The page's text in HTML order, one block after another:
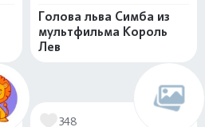
Голова льва Симба из
мультфильма Король
Лев
348